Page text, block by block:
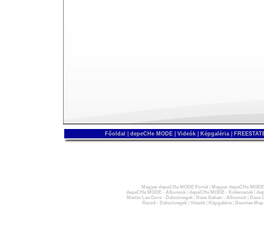
Főoldal depeCHe MODE Videók Képgaléria
Magyar depeCHe MODE Portál
Magyar depeCHe
depeCHe MODE - Albumok| depeCHe MODE - Kislemezek|
Martin Lee Gore - Dalszövegek| Dave Gahan - Albumok|
Dave
Recoil - Dalszövegek| Videók| Képgaléria| Devotee Map